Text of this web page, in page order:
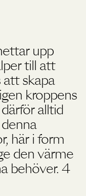
upp
till att
skapa
kroppens
alltid
här i form
den värme
behöver. 4